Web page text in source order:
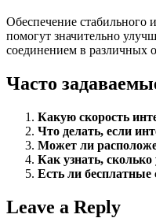
Обеспечение стабильного
помогут значительно
соединением в различных
Часто
Какую скорость
Что делать, если
Может ли
Как узнать,
Есть ли бесплатные
Leave a Reply